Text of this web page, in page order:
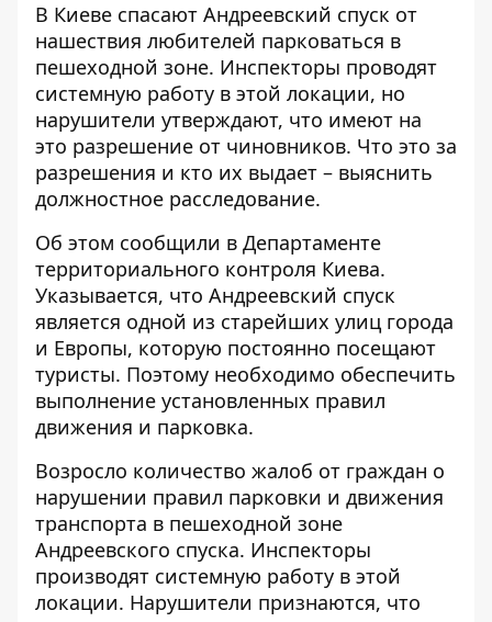
В Киеве спасают Андреевский спуск от
нашествия любителей парковаться в
пешеходной зоне. Инспекторы проводят
системную работу в этой локации, но
нарушители утверждают, что имеют на
это разрешение от чиновников. Что это за
разрешения и кто их выдает – выяснить
должностное расследование.
Об этом сообщили в Департаменте
территориального контроля Киева.
Указывается, что Андреевский спуск
является одной из старейших улиц города
и Европы, которую постоянно посещают
туристы. Поэтому необходимо обеспечить
выполнение установленных правил
движения и парковка.
Возросло количество жалоб от граждан о
нарушении правил парковки и движения
транспорта в пешеходной зоне
Андреевского спуска. Инспекторы
производят системную работу в этой
локации. Нарушители признаются, что